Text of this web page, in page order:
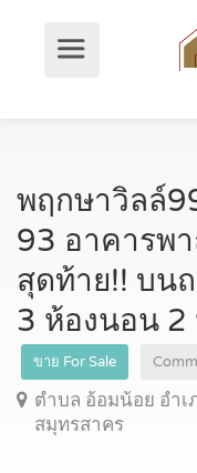
พฤกษาวิลล์
93 อาคารพ
สุดท้าย!! บน
3 ห้องนอน 2
ขาย For Sale
ตำบล อ้อมน้อย อำ
สมุทรสาคร